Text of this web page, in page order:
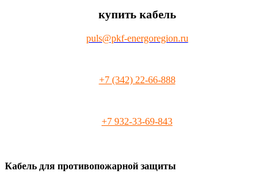
купить кабель
puls@pkf-energoregion.ru
+7 (342) 22-66-888
+7 932-33-69-843
Кабель для противопожарной защиты